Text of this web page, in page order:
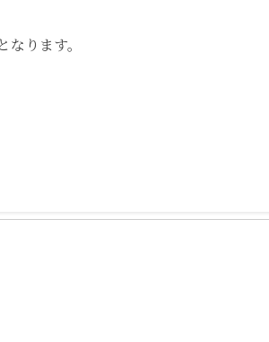
ります。